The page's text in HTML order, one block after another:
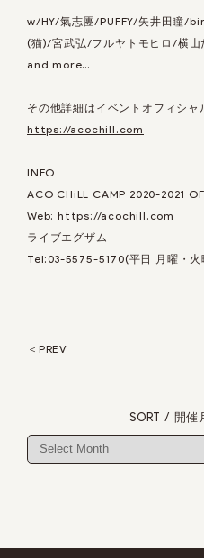
w/HY/氣志團/PUFFY/矢井田瞳/
(猫)/宮武弘/フルヤトモヒロ/横
and more…
その他詳細はイベントオフィシャ
https://acochill.com
INFO
ACO CHiLL CAMP 2020-2021
Web: https://acochill.com
ライブエグザム
Tel:03-5575-5170(平日 月曜・火
PREV
SORT / 開催